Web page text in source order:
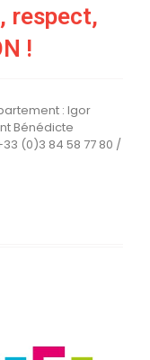
respect,
!
: Igor
Bénédicte
(0)3 84 58 77 80 /